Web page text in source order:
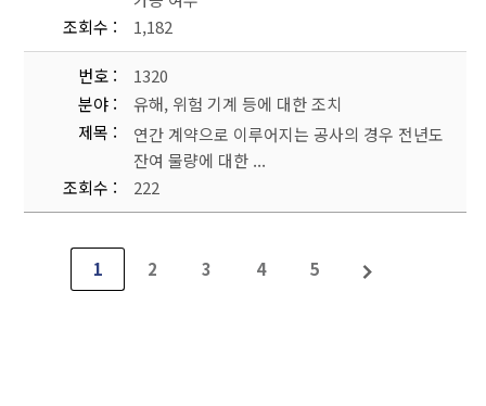
조회수
1,182
번호
1320
분야
유해, 위험 기계 등에 대한 조치
제목
연간 계약으로 이루어지는 공사의 경우 전년도
잔여 물량에 대한 ...
조회수
222
1 2 3 4 5